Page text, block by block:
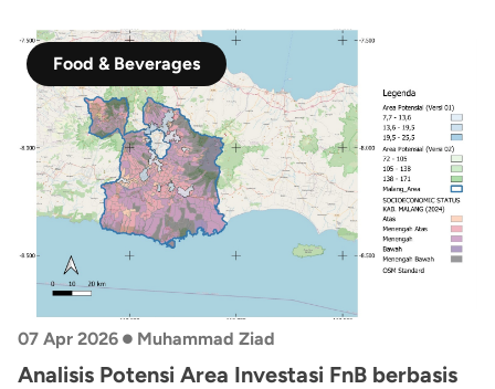
kebijakan dalam manajemen risiko bencana, khususnya
banjir di Provinsi Aceh.
Food & Beverages
07 Apr 2026 • Muhammad Ziad
Analisis Potensi Area Investasi FnB berbasis